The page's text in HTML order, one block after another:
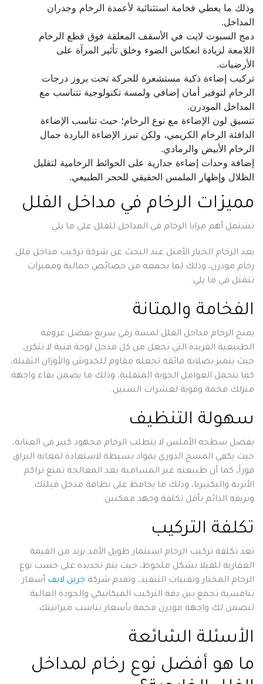
وذلك ما يعطي فخامة استثنائية لأعمدة الرخام وجدران
المداخل.
دمج السبوت لايت في الأسقف المعلقة فوق قطع الرخام
اللامعة لزيادة انعكاس الضوء وخلق تأثير المرآة على
الأرضيات.
تركيب إضاءة ذكية مستشعرة للحركة تحت بروز درجات
الرخام لتوفير أمان إضافي ولمسة تكنولوجية تتناسب مع
المداخل المودرن.
تنسيق لون الإضاءة مع نوع الرخام؛ حيث تناسب الإضاءة
الدافئة الرخام الكريمي، ولكن تبرز الإضاءة الباردة جمال
الرخام الأبيض والرمادي.
إضافة وحدات إضاءة جدارية على الحوائط الرخامية لتقليل
الظلال وإظهار الملمس الحقيقي للحجر الطبيعي.
مميزات الرخام في مداخل الفلل
تشتمل أهم مزايا الرخام في المداخل للفلل على ما يلي:
يعد الرخام الخيار الأمثل عند البحث عن شركة تركيب مداخل فلل
رخام مودرن، وذلك لما يجمعه من خصائص جمالية ومميزات
تتمثل في ما يلي:
الفخامة والمتانة
يمنح الرخام مداخل الفلل لمسة رقي سريع بفضل عروقه
الطبيعية الفريدة التي تجعل من كل مدخل لوحة فنية لا تتكرر،
حيث يتميز بصلابة فائقة تجعله مقاوم للخدوش والأوزان الثقيلة،
كما يتحمل العوامل الجوية المتقلبة، وذلك ما يضمن بقاء واجهة
منزلك فخمة وقوية لعشرات السنين.
سهولة التنظيف
بفضل سطحه الأملس لا يتطلب الرخام مجهود كبير في العناية،
حيث يكفي المسح الدوري بمواد بسيطة لاستعادة لمعانه البراق
فوراً، كما أن طبيعته غير المسامية بعد المعالجة تمنع تراكم
الأتربة والبكتيريا، وذلك ما يحافظ على نظافة مدخل فيلتك
وبريقه الدائم بأقل تكلفة وجهد ممكنين.
تكلفة التركيب
تعد تكلفة تركيب الرخام استثمار طويل الأمد يزيد من القيمة
العقارية للفيلا بشكل ملحوظ، حيث يتم تحديده على حسب نوع
الرخام المختار وتقنيات التنفيذ، وتقدم شركة جرين لايف أسعار
تنافسية تجمع بين دقة التركيب الميكانيكي والجودة العالية
لتضمن لك واجهة مودرن فخمة بأسعار تناسب ميزانيتك.
الأسئلة الشائعة
ما هو أفضل نوع رخام لمداخل